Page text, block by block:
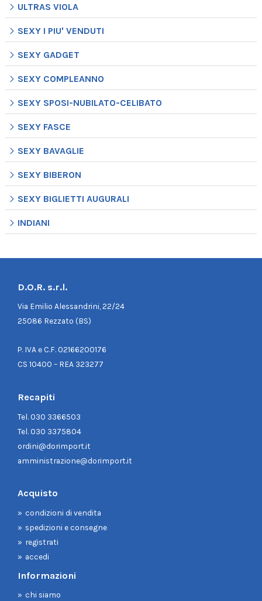
ULTRAS VIOLA
SEXY I PIU' VENDUTI
SEXY GADGET
SEXY COMPLEANNO
SEXY SPOSI-NUBILATO-CELIBATO
SEXY FASCE
SEXY BAVAGLIE
SEXY BIBERON
SEXY BIGLIETTI AUGURALI
INDIANI
D.O.R. s.r.l.
Via Emilio Alessandrini, 22/24
25086 Rezzato (BS)
P. IVA e C.F. 02166200176
CS 10400 – REA 323277
Recapiti
Tel.030 3366503
Tel.030 3375804
ordini@dorimport.it
amministrazione@dorimport.it
Acquisto
condizioni di vendita
spedizioni e consegne
registrati
accedi
Informazioni
chi siamo